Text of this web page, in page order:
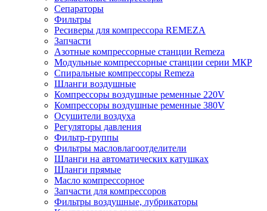
Сепараторы
Фильтры
Ресиверы для компрессора REMEZA
Запчасти
Азотные компрессорные станции Remeza
Модульные компрессорные станции серии МКР
Спиральные компрессоры Remeza
Шланги воздушные
Компрессоры воздушные ременные 220V
Компрессоры воздушные ременные 380V
Осушители воздуха
Регуляторы давления
Фильтр-группы
Фильтры масловлагоотделители
Шланги на автоматических катушках
Шланги прямые
Масло компрессорное
Запчасти для компрессоров
Фильтры воздушные, лубрикаторы